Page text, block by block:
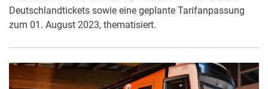
Deutschlandtickets sowie eine geplante Tarifanpassung
zum 01. August 2023, thematisiert.